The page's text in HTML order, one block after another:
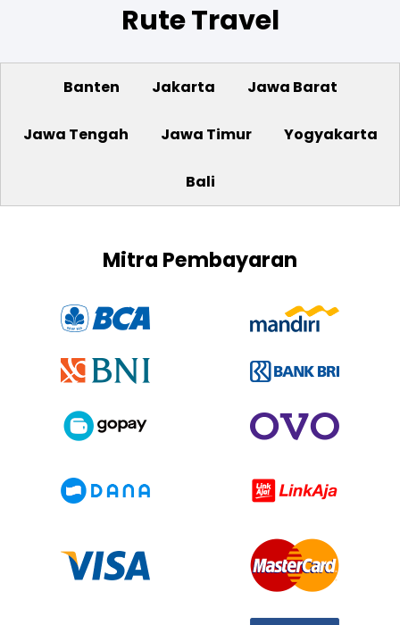
Rute Travel
Banten Jakarta Jawa Barat
Jawa Tengah Jawa Timur Yogyakarta
Bali
Mitra Pembayaran